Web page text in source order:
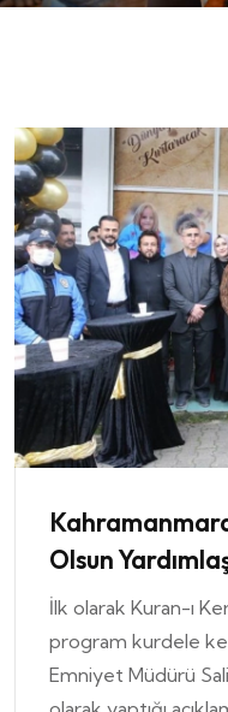
Olsun
İlk olarak Kuran-ı
program kurdele
Emniyet Müdürü